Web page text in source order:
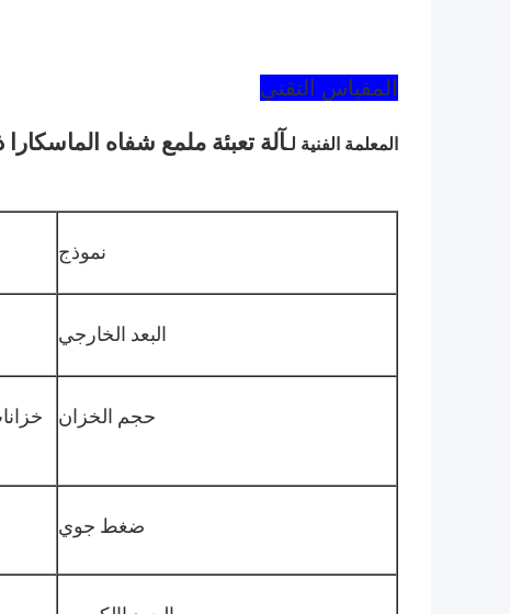
المقياس التقني
المعلمة الفنية لـآلة تعبئة ملمع شفاه الماسكارا
نموذج
البعد الخارجي
حجم الخزان
ضغط جوي